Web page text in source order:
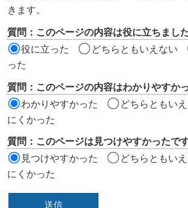
ツ
評
価
ア
きます。
質問：このページの内容は役に立ちまし
役に立った
どちらともいえない
った
質問：このページの内容はわかりやすか
わかりやすかった
どちらともい
にくかった
質問：このページは見つけやすかったで
見つけやすかった
どちらともい
にくかった